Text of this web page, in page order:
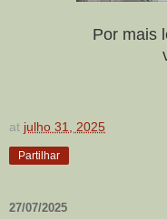
Por mais
at julho 31, 2025
Partilhar
27/07/2025